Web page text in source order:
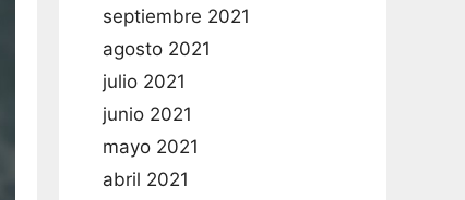
septiembre 2021
agosto 2021
julio 2021
junio 2021
mayo 2021
abril 2021